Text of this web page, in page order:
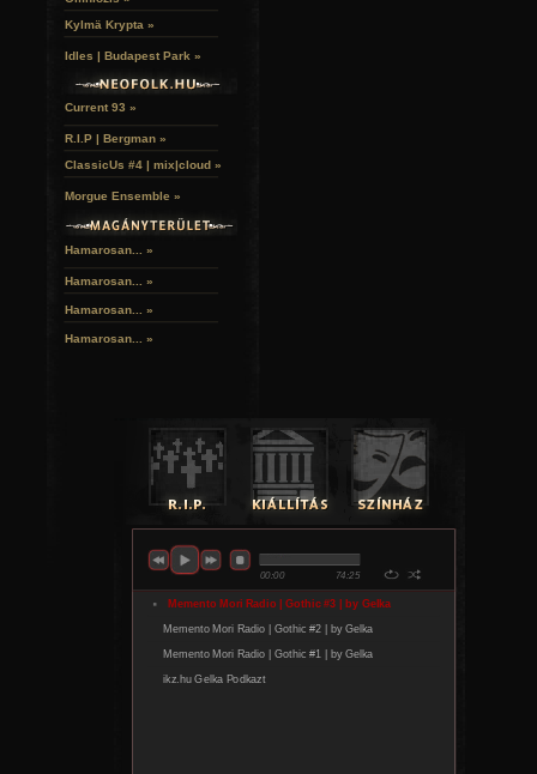
Kylmä Krypta »
Idles | Budapest Park »
Current 93 »
R.I.P | Bergman »
ClassicUs #4 | mix|cloud »
Morgue Ensemble »
Hamarosan... »
Hamarosan... »
Hamarosan... »
Hamarosan... »